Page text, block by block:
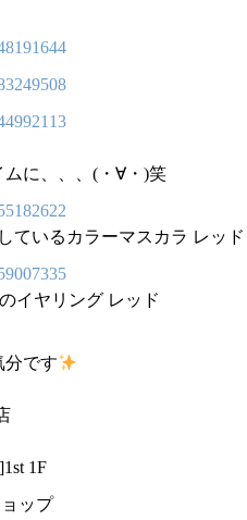
に、、、(・∀・)笑
ているカラーマスカラ レッド
イヤリング レッド
分です
1F
ップ